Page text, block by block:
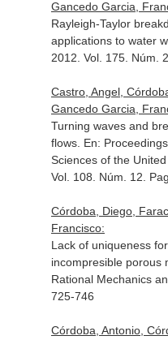
Gancedo Garcia,
Rayleigh-Taylor
applications to water
2012. Vol. 175. Núm.
Castro, Angel,
Gancedo Garcia,
Turning waves and
flows. En:
Sciences of the
Vol. 108. Núm. 12.
Córdoba, Diego,
Francisco:
Lack of uniqueness
incompresible porous
Rational Mechanics
725-746
Córdoba, Antonio,